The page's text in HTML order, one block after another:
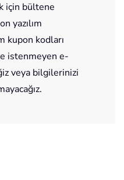
için bültene
yazılım
kupon kodları
istenmeyen e-
veya bilgilerinizi